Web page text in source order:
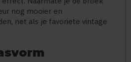
nog mooier en
net als je favoriete vintage